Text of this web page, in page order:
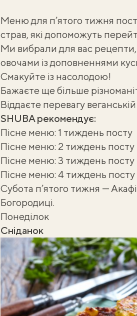
Меню для п’ятого тижня
страв, які допоможуть
Ми вибрали для вас
овочами із доповненнями
Смакуйте із насолодою!
Бажаєте ще більше
Віддаєте перевагу веганській
SHUBA рекомендує:
Пісне меню: 1 тиждень посту
Пісне меню: 2 тиждень посту
Пісне меню: 3 тиждень посту
Пісне меню: 4 тиждень посту
Субота п’ятого тижня —
Богородиці.
Понеділок
Сніданок